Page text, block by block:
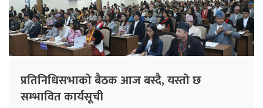
प्रतिनिधिसभाको बैठक आज बस्दै, यस्तो छ
सम्भावित कार्यसूची